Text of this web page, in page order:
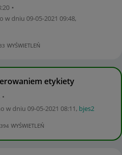
w dniu ‎09-05-2021 09:48,
WYŚWIETLEŃ
etykiety
w dniu ‎09-05-2021 08:11, bjes2
WYŚWIETLEŃ